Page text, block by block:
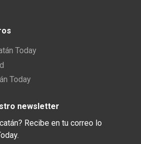
Today
Today
newsletter
Recibe en tu correo lo